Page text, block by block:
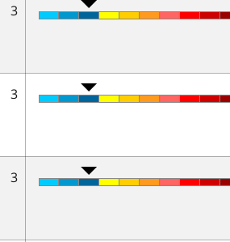
3
3
3